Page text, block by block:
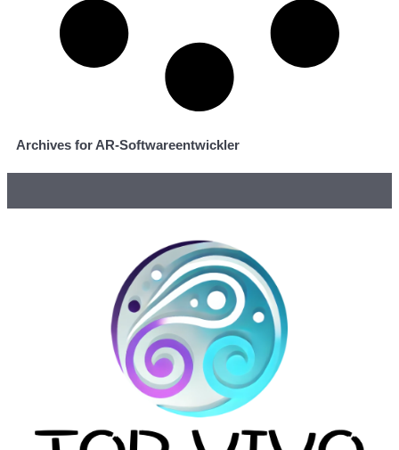
Archives for AR-Softwareentwickler